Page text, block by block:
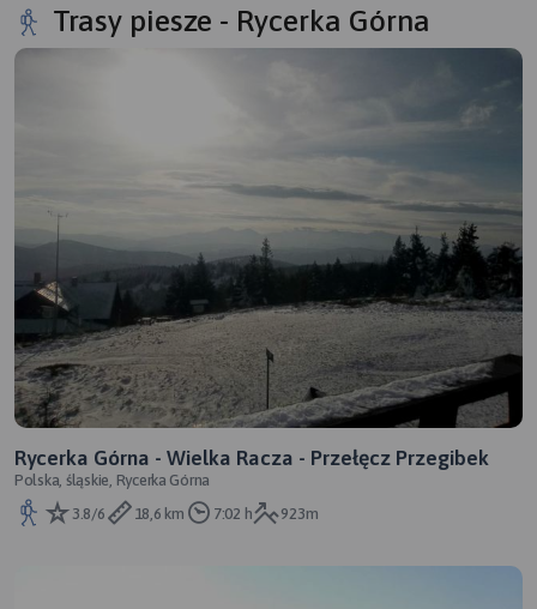
Trasy piesze - Rycerka Górna
Rycerka Górna - Wielka Racza - Przełęcz Przegibek
Polska, śląskie, Rycerka Górna
3.8/6
18,6 km 7:02 h 923m